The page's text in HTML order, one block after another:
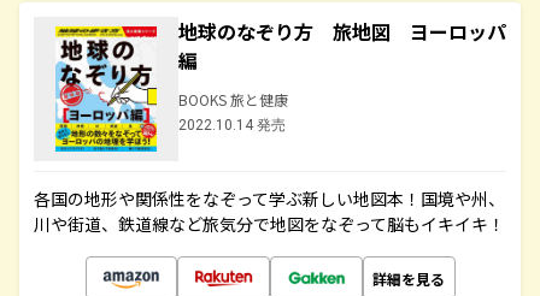
地球のなぞり方 旅地図 ヨーロッパ
編
BOOKS 旅と健康
2022.10.14 発売
各国の地形や関係性をなぞって学ぶ新しい地図本！国境や州、
川や街道、鉄道線など旅気分で地図をなぞって脳もイキイキ！
詳細を見る